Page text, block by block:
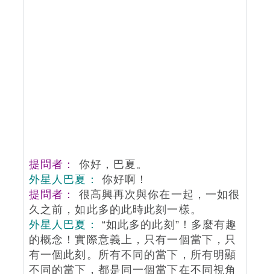
提問者：
你好，巴夏。
外星人巴夏：
你好啊！
提問者：
很高興再次與你在一起，一如很
久之前，如此多的此時此刻一樣。
外星人巴夏：
“如此多的此刻”！多麼有趣
的概念！實際意義上，只有一個當下，只
有一個此刻。所有不同的當下，所有明顯
不同的當下，都是同一個當下在不同視角